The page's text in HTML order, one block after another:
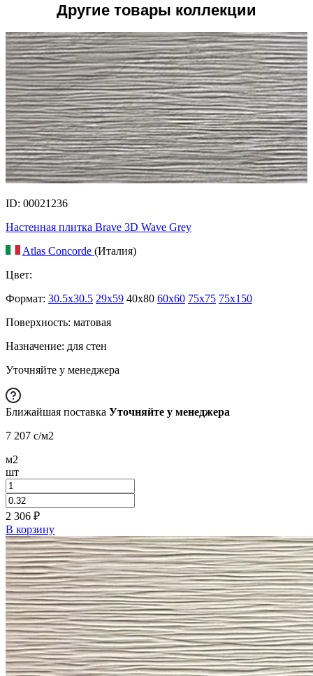
Другие товары коллекции
ID: 00021236
Настенная плитка Brave 3D Wave Grey
Atlas Concorde (Италия)
Цвет:
Формат: 30.5x30.5 29x59 40x80 60x60 75x75 75x150
Поверхность: матовая
Назначение: для стен
Уточняйте у менеджера
Ближайшая поставка Уточняйте у менеджера
7 207 c/м2
м2
шт
2 306 ₽
В корзину